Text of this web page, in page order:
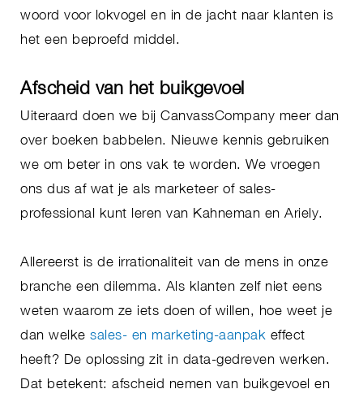
woord voor lokvogel en in de jacht naar klanten is
het een beproefd middel.
Afscheid van het buikgevoel
Uiteraard doen we bij CanvassCompany meer dan
over boeken babbelen. Nieuwe kennis gebruiken
we om beter in ons vak te worden. We vroegen
ons dus af wat je als marketeer of sales-
professional kunt leren van Kahneman en Ariely.
Allereerst is de irrationaliteit van de mens in onze
branche een dilemma. Als klanten zelf niet eens
weten waarom ze iets doen of willen, hoe weet je
dan welke sales- en marketing-aanpak effect
heeft? De oplossing zit in data-gedreven werken.
Dat betekent: afscheid nemen van buikgevoel en